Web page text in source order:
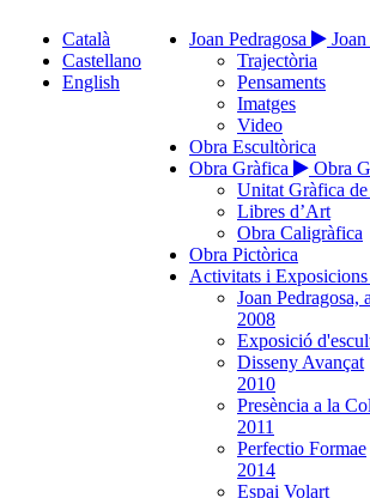
Joan Pedragosa
Trajectòria
Pensaments
Imatges
Video
Obra Escultòrica
Obra Gràfica
Obra
Unitat Gràfica
Libres d’Art
Obra Caligràfica
Obra Pictòrica
Activitats i Exposicions
Joan Pedragosa,
2008
Exposició
Disseny Avançat
2010
Presència a la
2011
Perfectio Formae
2014
Espai Volart
Català
Castellano
English